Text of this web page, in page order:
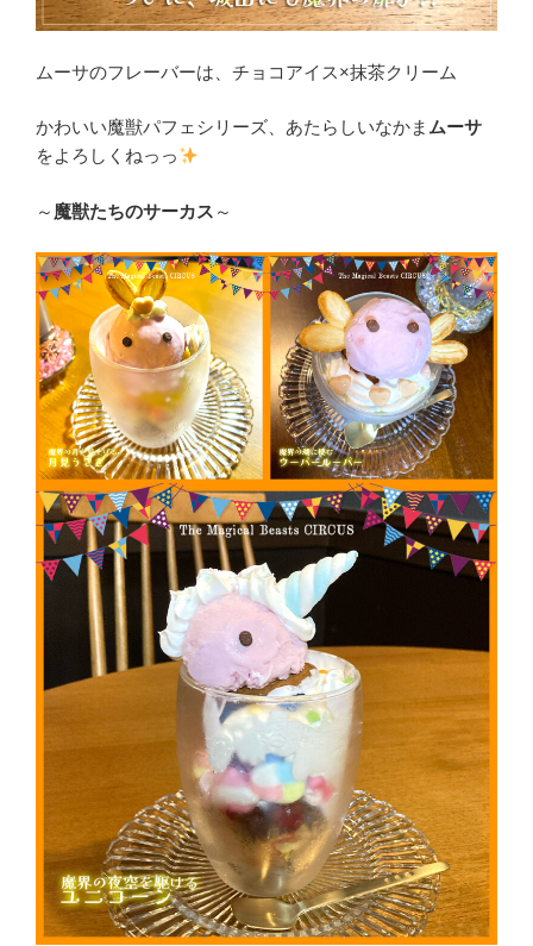
ムーサのフレーバーは、チョコアイス×抹茶クリーム
かわいい魔獣パフェシリーズ、あたらしいなかま ムーサ
をよろしくねっっ
～ 魔獣たちのサーカス ～